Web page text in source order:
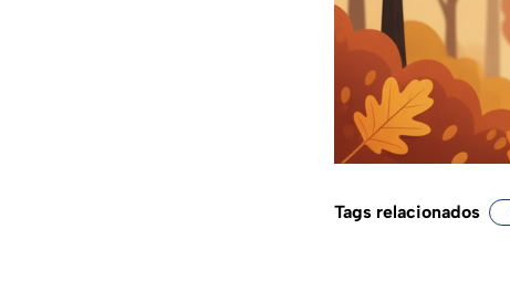
Tags relacionados